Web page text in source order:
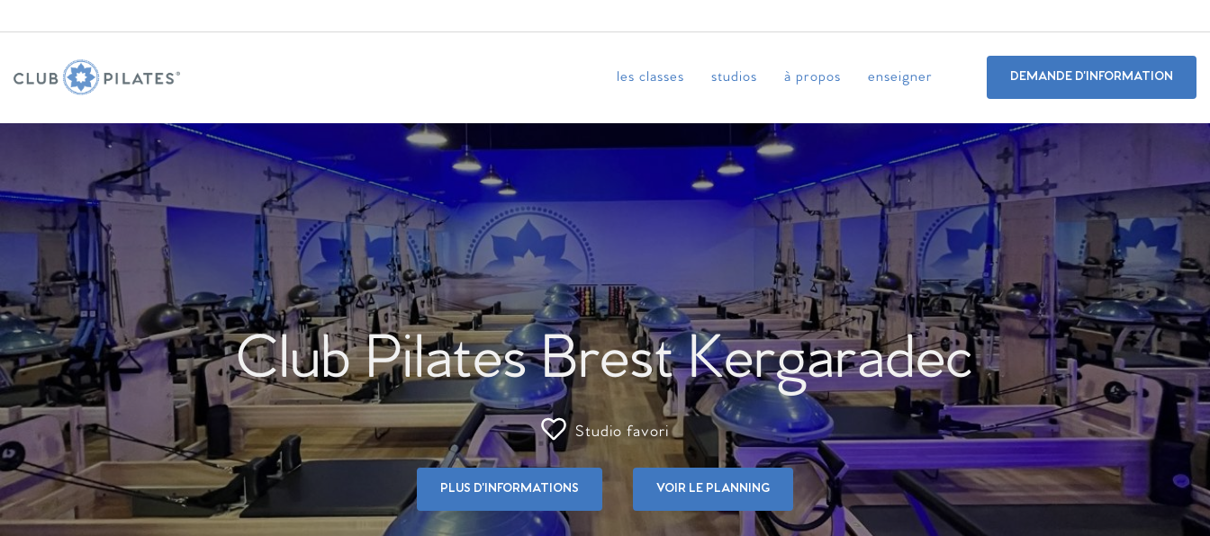
les classes studios à propos enseigner DEMANDE D'INFORMATION
Club Pilates Brest Kergaradec
Studio favori
PLUS D'INFORMATIONS VOIR LE PLANNING